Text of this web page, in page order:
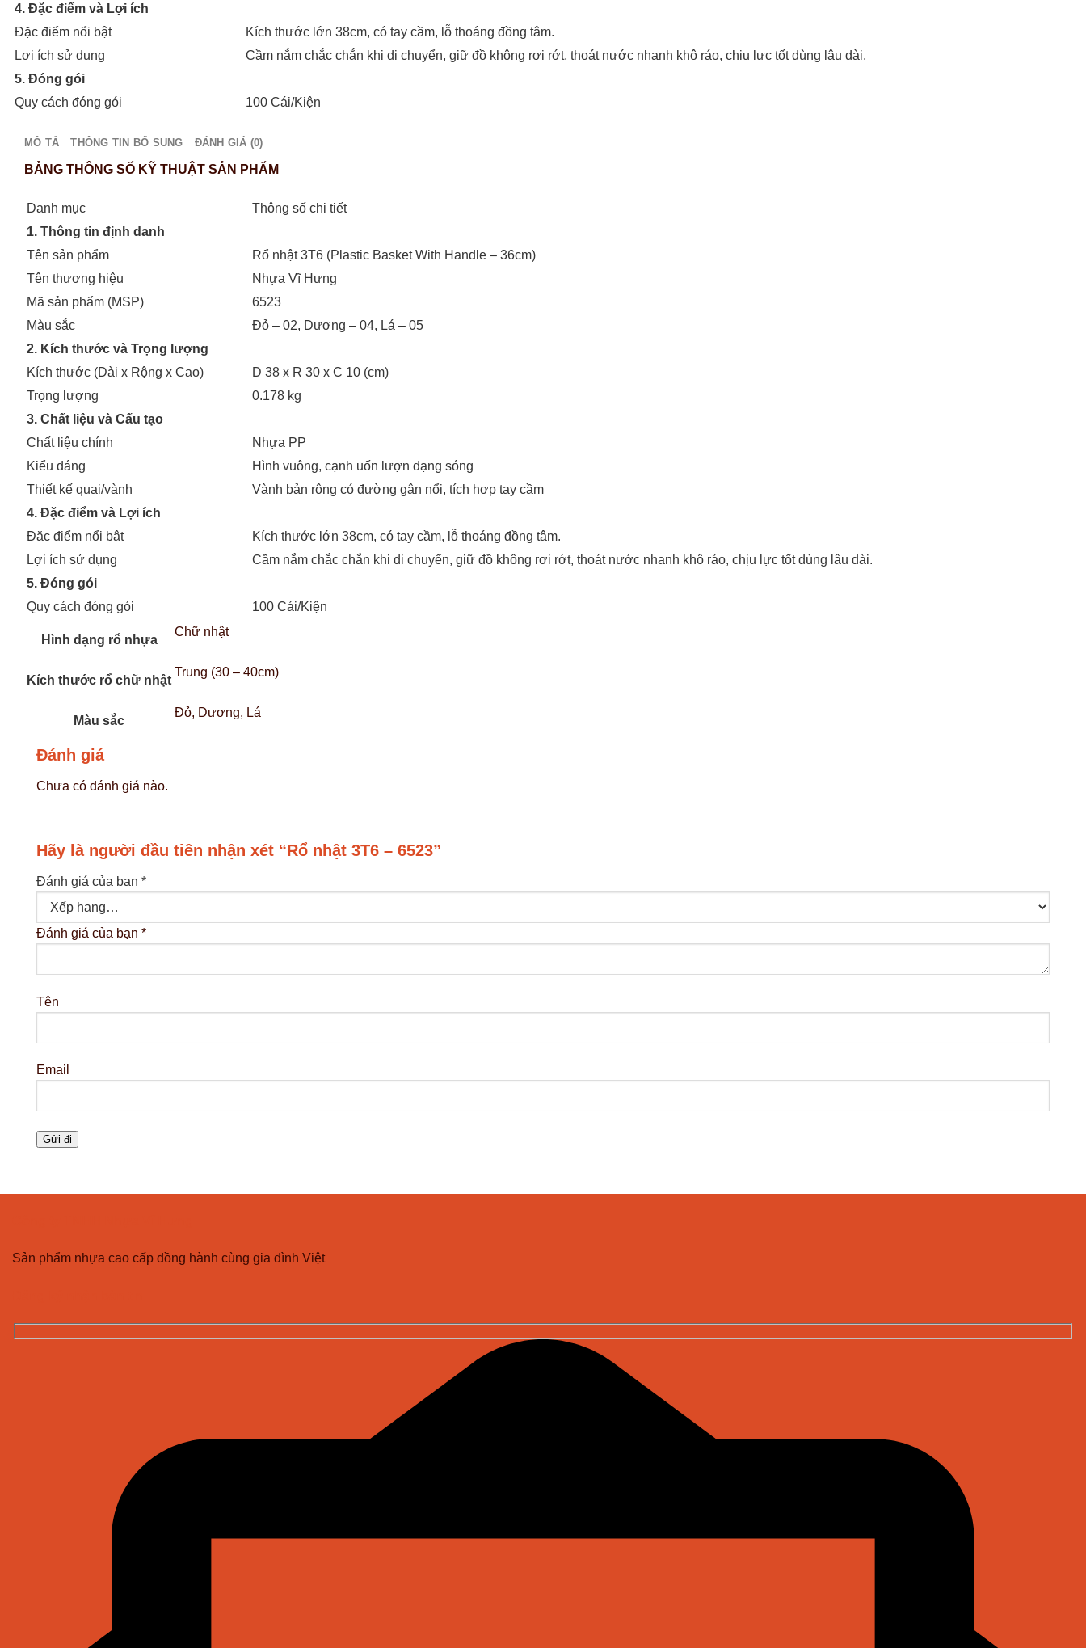
4. Đặc điểm và Lợi ích
Đặc điểm nổi bật
Kích thước lớn 38cm, có tay cầm, lỗ thoáng đồng tâm.
Lợi ích sử dụng
Cầm nắm chắc chắn khi di chuyển, giữ đồ không rơi rớt, thoát nước nhanh khô ráo, chịu lực tốt dùng lâu dài.
5. Đóng gói
Quy cách đóng gói
100 Cái/Kiện
MÔ TẢ THÔNG TIN BỔ SUNG ĐÁNH GIÁ (0)
BẢNG THÔNG SỐ KỸ THUẬT SẢN PHẨM
Danh mục
Thông số chi tiết
1. Thông tin định danh
Tên sản phẩm
Rổ nhật 3T6 (Plastic Basket With Handle – 36cm)
Tên thương hiệu
Nhựa Vĩ Hưng
Mã sản phẩm (MSP)
6523
Màu sắc
Đỏ – 02, Dương – 04, Lá – 05
2. Kích thước và Trọng lượng
Kích thước (Dài x Rộng x Cao)
D 38 x R 30 x C 10 (cm)
Trọng lượng
0.178 kg
3. Chất liệu và Cấu tạo
Chất liệu chính
Nhựa PP
Kiểu dáng
Hình vuông, cạnh uốn lượn dạng sóng
Thiết kế quai/vành
Vành bản rộng có đường gân nổi, tích hợp tay cầm
4. Đặc điểm và Lợi ích
Đặc điểm nổi bật
Kích thước lớn 38cm, có tay cầm, lỗ thoáng đồng tâm.
Lợi ích sử dụng
Cầm nắm chắc chắn khi di chuyển, giữ đồ không rơi rớt, thoát nước nhanh khô ráo, chịu lực tốt dùng lâu dài.
5. Đóng gói
Quy cách đóng gói
100 Cái/Kiện
Hình dạng rổ nhựa
Chữ nhật
Kích thước rổ chữ nhật
Trung (30 – 40cm)
Màu sắc
Đỏ, Dương, Lá
Đánh giá
Chưa có đánh giá nào.
Hãy là người đầu tiên nhận xét “Rổ nhật 3T6 – 6523”
Đánh giá của bạn *
Đánh giá của bạn *
Tên
Email
Sản phẩm nhựa cao cấp đồng hành cùng gia đình Việt